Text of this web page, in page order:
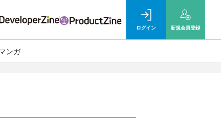
ログイン 新規会員登録
ンガ